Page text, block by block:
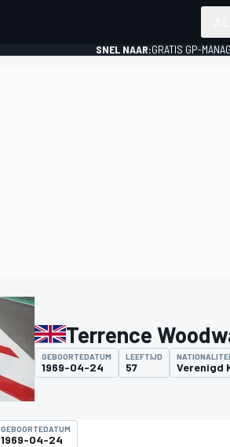
SNEL NAAR:GRATIS GP-
Terrence
GEBOORTEDATUM
1969-04-24
LEEFTIJD
57 Verenigd
GEBOORTEDATUM
1969-04-24